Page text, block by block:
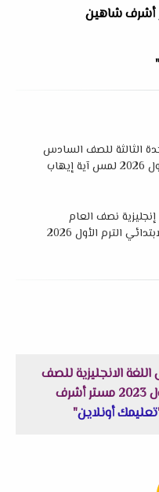
أشرف شاهين
"
الثالثة للصف السادس
نصف العام
للصف السادس الابتدائي الترم الأول 2026
الانجليزية للصف
السادس الابتدائى الترم الاول 2023 مستر أشرف
تعليمك أونلاين"